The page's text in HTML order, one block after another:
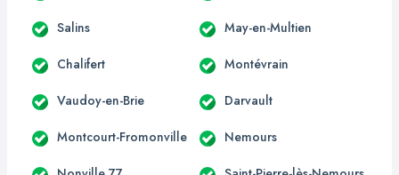
Salins May-en-Multien
Chalifert Montévrain
Vaudoy-en-Brie Darvault
Montcourt-Fromonville Nemours